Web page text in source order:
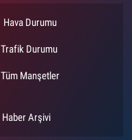
Hava Durumu
Trafik Durumu
Tüm Manşetler
Haber Arşivi